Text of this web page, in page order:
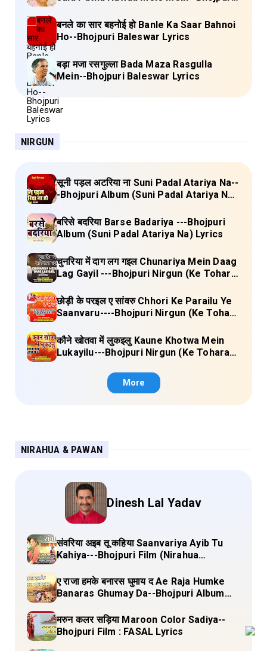
बनले का सार बहनोई हो Banle Ka Saar Bahnoi
Ho--Bhojpuri Baleswar Lyrics
बड़ा मजा रसगुल्ला Bada Maza Rasgulla
Mein--Bhojpuri Baleswar Lyrics
NIRGUN
सूनी पड़ल अटरिया ना Suni Padal Atariya Na--
-Bhojpuri Album (Suni Padal Atariya Na)
बरिसे बदरिया Barse Badariya ---Bhojpuri
Album (Suni Padal Atariya Na) Lyrics
चुनरिया में दाग लग गइल Chunariya Mein Daag
Lag Gayil ---Bhojpuri Nirgun (Ke Tohara
छोड़ी के परइल ए सांवरु Chhori Ke Parailu Ye
Saanvaru----Bhojpuri Nirgun (Ke Tohara
कौने खोतवा में लुकइलु Kaune Khotwa Mein
Lukayilu---Bhojpuri Nirgun (Ke Tohara
More
NIRAHUA & PAWAN
Dinesh Lal Yadav
संवरिया अइब तू कहिया Saanvariya Ayib Tu
Kahiya---Bhojpuri Film (Nirahua
ए राजा हमके बनारस घुमाय द Ae Raja Humke
Banaras Ghumay Da--Bhojpuri Album
Lyrics
मरुन कलर सड़िया Maroon Color Sadiya--
Bhojpuri Film : FASAL Lyrics